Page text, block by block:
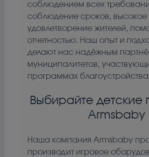
соблюдением всех
соблюдение сроков, высокое
удовлетворение жителей,
отчетностью. Наш опыт и
делают нас надёжным
муниципалитетов,
программах
Выбирайте детские
Armsbaby
Наша компания Armsbaby
производит игровое